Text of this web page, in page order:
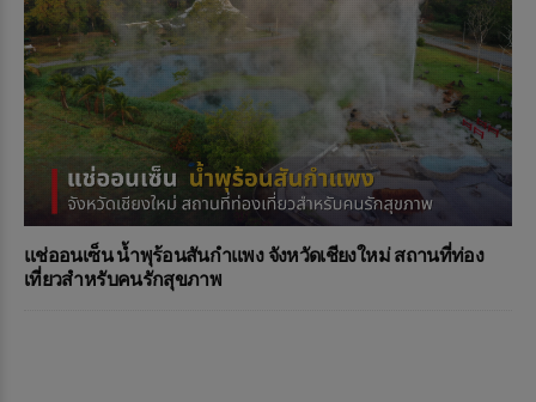
แช่ออนเซ็น น้ำพุร้อนสันกำแพง จังหวัดเชียงใหม่ สถานที่ท่อง
เที่ยวสำหรับคนรักสุขภาพ